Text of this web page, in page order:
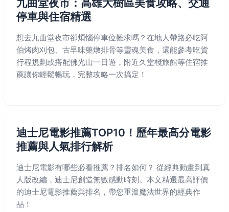
九曲堂夜市：高雄大樹區美食攻略、交通
停車與住宿精選
想去九曲堂夜市卻煩惱停車位難求嗎？在地人帶路必吃阿
伯烤肉刈包、古早味藥燉排骨等靈魂美食，還能參考吃貨
行程規劃或搭配佛光山一日遊，附近久堂棧旅館等住宿推
薦讓你輕鬆暢玩，完整攻略一次搞定！
迪士尼電影推薦TOP10！歷年最高分電影
推薦與人氣排行解析
迪士尼電影有哪些必看推薦？排名如何？ 從經典動畫到真
人版改編，迪士尼創造無數感動時刻。本文精選最高評價
的迪士尼電影推薦與排名，帶您重溫魔法世界的經典作
品！